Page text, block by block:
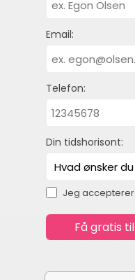
Email:
Telefon:
Din tidshorisont:
Jeg accepterer